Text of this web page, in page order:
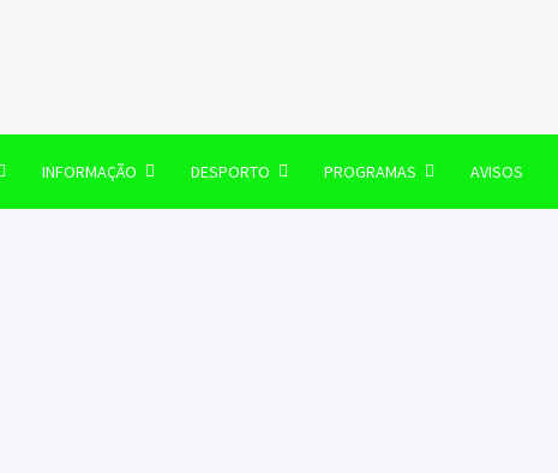
87.7, 106 FM
INFORMAÇÃO DESPORTO PROGRAMAS AVISOS